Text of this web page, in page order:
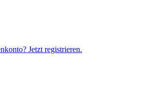
Jetzt registrieren.